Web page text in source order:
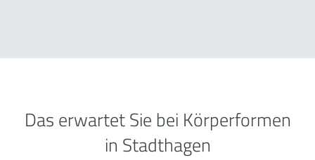
Das erwartet Sie bei Körperformen
in Stadthagen